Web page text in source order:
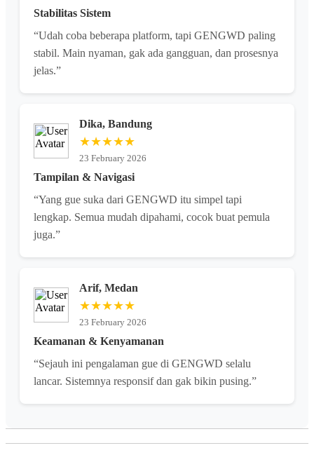
Stabilitas Sistem
“Udah coba beberapa platform, tapi GENGWD paling
stabil. Main nyaman, gak ada gangguan, dan prosesnya
jelas.”
Dika, Bandung
★★★★★
23 February 2026
Tampilan & Navigasi
“Yang gue suka dari GENGWD itu simpel tapi
lengkap. Semua mudah dipahami, cocok buat pemula
juga.”
Arif, Medan
★★★★★
23 February 2026
Keamanan & Kenyamanan
“Sejauh ini pengalaman gue di GENGWD selalu
lancar. Sistemnya responsif dan gak bikin pusing.”